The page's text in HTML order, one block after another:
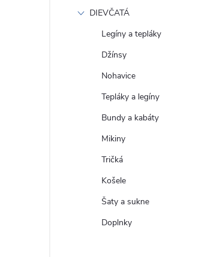
DIEVČATÁ
Legíny a tepláky
Džínsy
Nohavice
Tepláky a legíny
Bundy a kabáty
Mikiny
Tričká
Košele
Šaty a sukne
Doplnky
Heavyweight 647989-08
€98
Skladom